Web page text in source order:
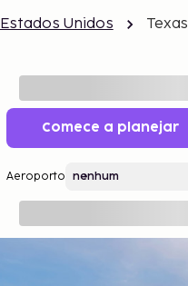
Estados Unidos Texas
Comece a planejar
Aeroporto